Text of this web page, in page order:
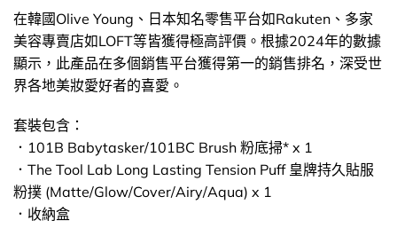
在韓國Olive Young、日本知名零售平台如Rakuten、多家
美容專賣店如LOFT等皆獲得極高評價。根據2024年的數據
顯示，此產品在多個銷售平台獲得第一的銷售排名，深受世
界各地美妝愛好者的喜愛。
套裝包含：
．101B Babytasker/101BC Brush 粉底掃* x 1
．The Tool Lab Long Lasting Tension Puff 皇牌持久貼服
粉撲 (Matte/Glow/Cover/Airy/Aqua) x 1
．收納盒